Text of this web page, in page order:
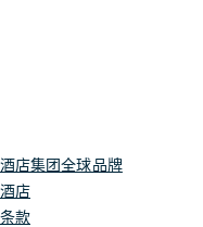
店集团全球品牌
店
款